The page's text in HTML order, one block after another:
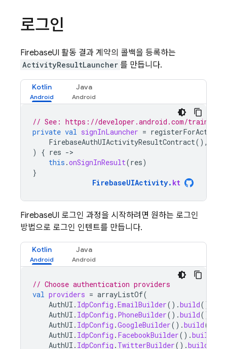
로그인
FirebaseUI 활동 결과 계약의 콜백을 등록하는
ActivityResultLauncher 를 만듭니다.
Kotlin Java
// See: https://developer.android.com/
private val signInLauncher =
FirebaseAuthUIActivityResultContract(),
)
{ res -
this .onSignInResult(res)
}
FirebaseUIActivity. kt
FirebaseUI 로그인 과정을 시작하려면 원하는 로그인
방법으로 로그인 인텐트를 만듭니다.
Kotlin Java
// Choose authentication providers
val providers = arrayListOf(
AuthUI . IdpConfig .EmailBuilder().build(),
AuthUI . IdpConfig . PhoneBuilder().build(),
AuthUI . IdpConfig .GoogleBuilder().build(),
AuthUI . IdpConfig . FacebookBuilder().build
AuthUI . IdpConfig . TwitterBuilder().build